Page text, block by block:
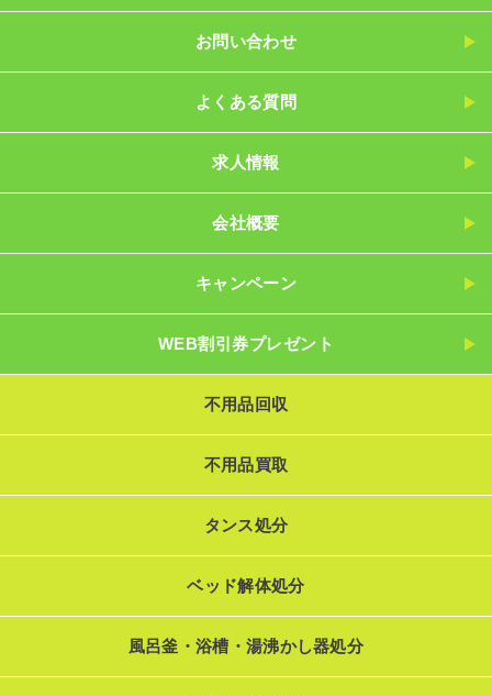
お問い合わせ
よくある質問
求人情報
会社概要
キャンペーン
WEB割引券プレゼント
不用品回収
不用品買取
タンス処分
ベッド解体処分
風呂釜・浴槽・湯沸かし器処分